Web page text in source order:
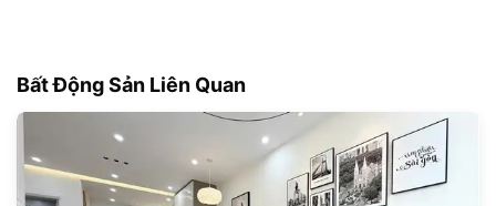
Bất Động Sản Liên Quan
180